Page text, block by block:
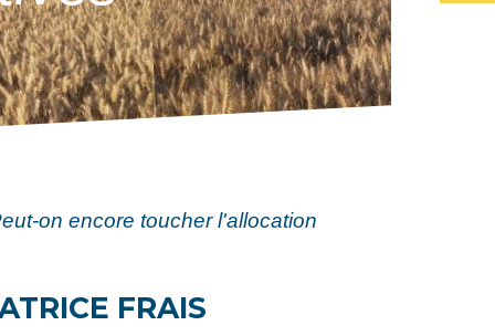
on encore toucher l'allocation
FRAIS